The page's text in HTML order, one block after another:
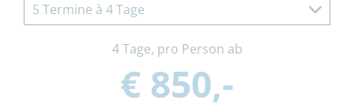
5 Termine à 4 Tage
4 Tage, pro Person ab
€ 850,-